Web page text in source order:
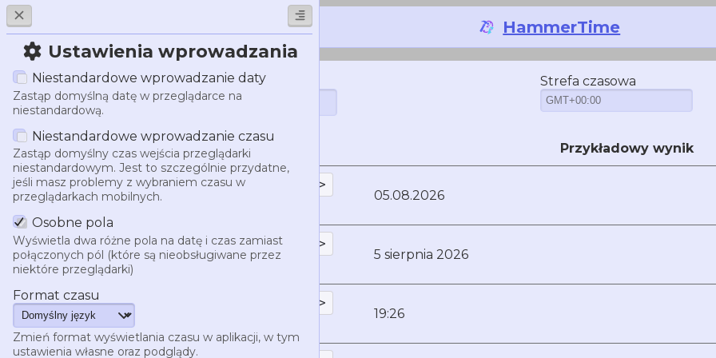
HammerTime
Ustawienia wprowadzania
Niestandardowe wprowadzanie daty
Zastąp domyślną datę w przeglądarce na
niestandardową.
Niestandardowe wprowadzanie czasu
Zastąp domyślny czas wejścia przeglądarki
niestandardowym. Jest to szczególnie przydatne,
jeśli masz problemy z wybraniem czasu w
przeglądarkach mobilnych.
Osobne pola
Wyświetla dwa różne pola na datę i czas zamiast
połączonych pól (które są nieobsługiwane przez
niektóre przeglądarki)
Format czasu
Zmień format wyświetlania czasu w aplikacji, w tym
ustawienia własne oraz podglądy.
Generator znaczników czasu dla wiadomości
Data i czas Strefa czasowa
Składnia Przykładowy wynik
<t:1785950760:d>
05.08.2026
<t:1785950760:D>
5 sierpnia 2026
<t:1785950760:t>
19:26